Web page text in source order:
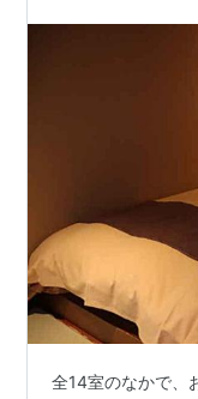
全14室のなかで、